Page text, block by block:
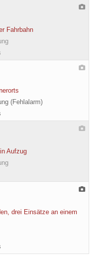
Fahrbahn
(Fehlalarm)
Aufzug
drei Einsätze an einem